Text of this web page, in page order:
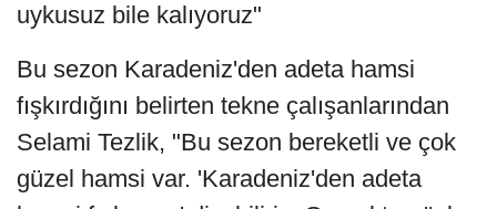
uykusuz bile kalıyoruz"
Bu sezon Karadeniz'den adeta hamsi
fışkırdığını belirten tekne çalışanlarından
Selami Tezlik, "Bu sezon bereketli ve çok
güzel hamsi var. 'Karadeniz'den adeta